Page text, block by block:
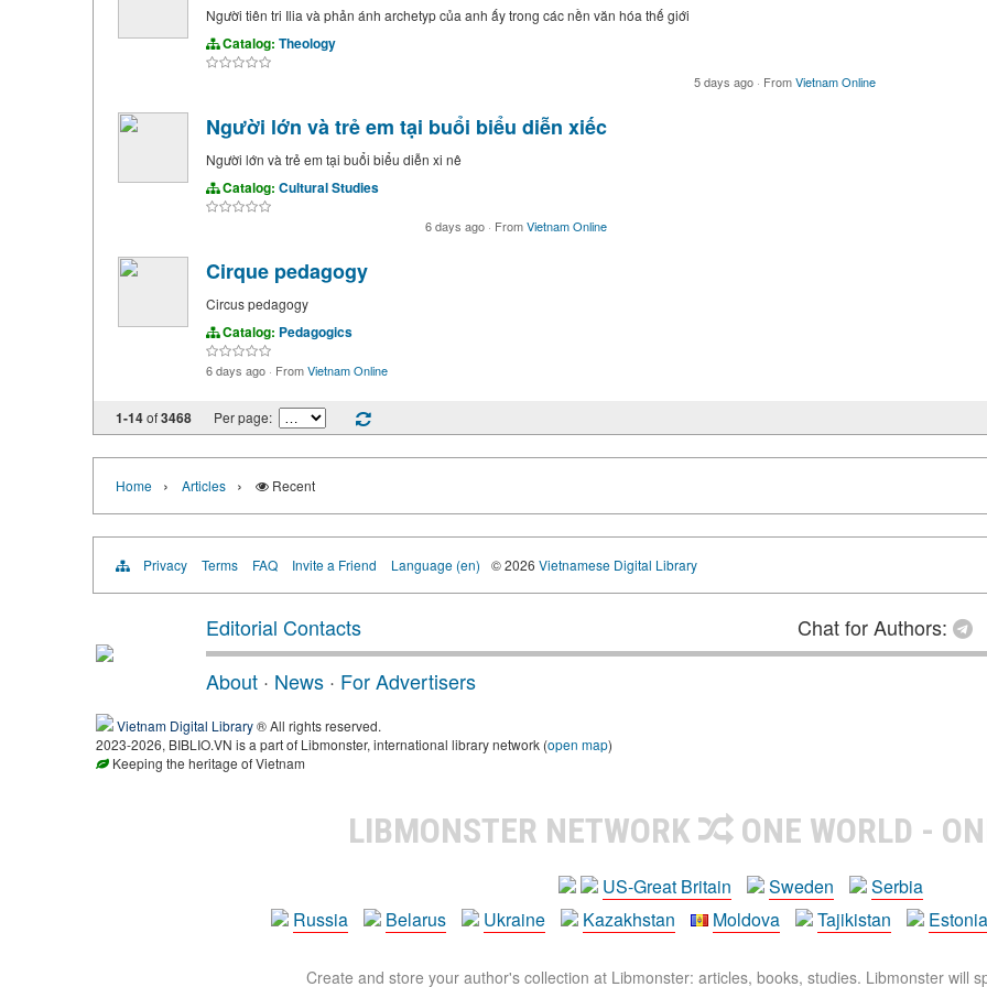
Người tiên tri Ilia và phản ánh archetyp của anh ấy trong các nền văn hóa thế giới
Catalog: Theology
5 days ago · FromVietnam Online
Người lớn và trẻ em tại buổi biểu diễn xiếc
Người lớn và trẻ em tại buổi biểu diễn xi nê
Catalog: Cultural Studies
6 days ago · FromVietnam Online
Cirque pedagogy
Circus pedagogy
Catalog: Pedagogics
6 days ago · FromVietnam Online
1-14of3468 Per page:
Home › Articles › Recent
Privacy Terms FAQ Invite a Friend Language (en) © 2026 Vietnamese Digital Library
Editorial Contacts Chat for Authors:
About · News · For Advertisers
Vietnam Digital Library® All rights reserved.
2023-2026, BIBLIO.VN is a part of Libmonster, international library network (open map)
Keeping the heritage of Vietnam
LIBMONSTER NETWORK ONE WORLD -
US-Great Britain Sweden
Serbia
Russia
Belarus Ukraine Kazakhstan Moldova Tajikistan Estonia
Create and store your author's collection at Libmonster: articles, books, studies. Libmonster will